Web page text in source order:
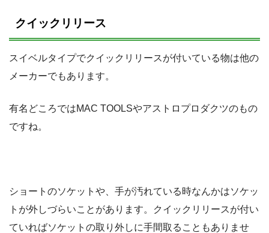
クイックリリース
スイベルタイプでクイックリリースが付いている物は他の
メーカーでもあります。
有名どころではMAC TOOLSやアストロプロダクツのもの
ですね。
ショートのソケットや、手が汚れている時なんかはソケッ
トが外しづらいことがあります。クイックリリースが付い
ていればソケットの取り外しに手間取ることもありませ